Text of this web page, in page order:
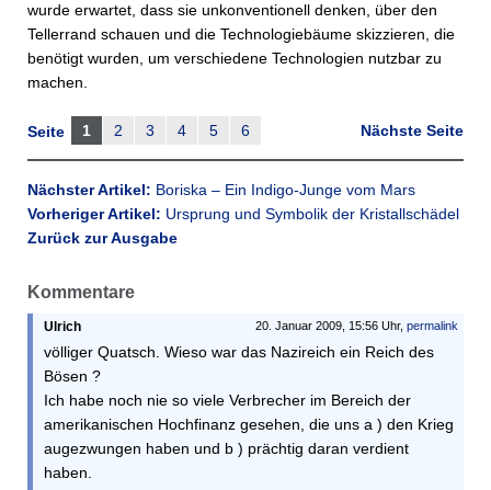
wurde erwartet, dass sie unkonventionell denken, über den
Tellerrand schauen und die Technologiebäume skizzieren, die
benötigt wurden, um verschiedene Technologien nutzbar zu
machen.
Nächste Seite
Seite 1 2 3 4 5 6
Nächster Artikel: Boriska – Ein Indigo-Junge vom Mars
Vorheriger Artikel: Ursprung und Symbolik der Kristallschädel
Zurück zur Ausgabe
Kommentare
20. Januar 2009, 15:56 Uhr, permalink
Ulrich
völliger Quatsch. Wieso war das Nazireich ein Reich des
Bösen ?
Ich habe noch nie so viele Verbrecher im Bereich der
amerikanischen Hochfinanz gesehen, die uns a ) den Krieg
augezwungen haben und b ) prächtig daran verdient
haben.